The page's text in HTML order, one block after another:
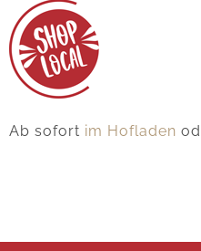
Ab sofort im Hofladen